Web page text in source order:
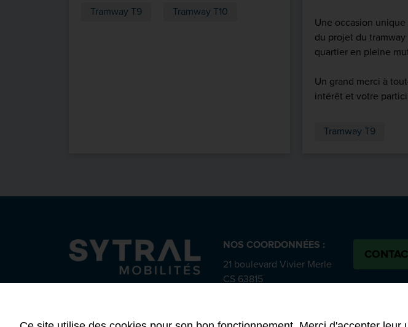
Tramway T9 Tramway T10
Une occasion
du projet du
quartier en pleine
Un grand merci à
intérêt et votre
Tramway T9
NOS COORDONNÉES :
21 boulevard Vivier Merle
CS 63815
SUIVEZ-